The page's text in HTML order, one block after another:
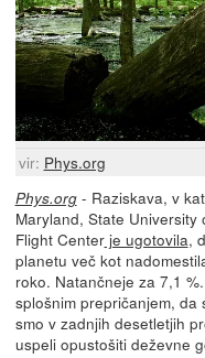
vir: Phys.org
Phys.org- Raziskava, v
Maryland, State
Flight Centerje ugotovila,
planetu več kot
roko. Natančneje za 7,1
splošnim prepričanjem,
smo v zadnjih desetletjih
uspeli opustošiti deževne